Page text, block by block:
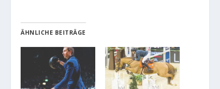
ÄHNLICHE BEITRÄGE